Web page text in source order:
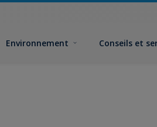
Environnement Conseils et